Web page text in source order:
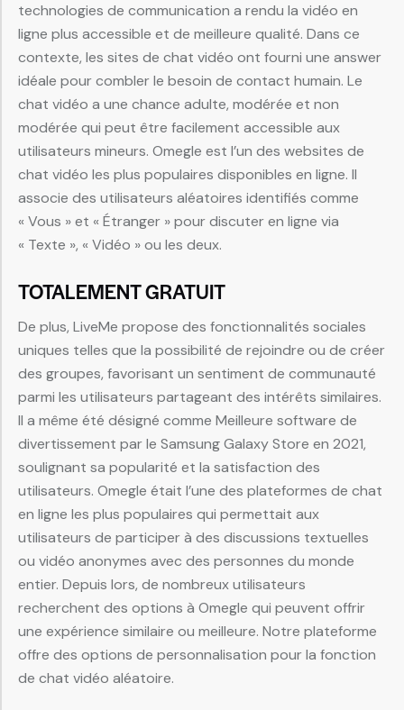
technologies de communication a rendu la vidéo en
ligne plus accessible et de meilleure qualité. Dans ce
contexte, les sites de chat vidéo ont fourni une answer
idéale pour combler le besoin de contact humain. Le
chat vidéo a une chance adulte, modérée et non
modérée qui peut être facilement accessible aux
utilisateurs mineurs. Omegle est l’un des websites de
chat vidéo les plus populaires disponibles en ligne. Il
associe des utilisateurs aléatoires identifiés comme
« Vous » et « Étranger » pour discuter en ligne via
« Texte », « Vidéo » ou les deux.
TOTALEMENT GRATUIT
De plus, LiveMe propose des fonctionnalités sociales
uniques telles que la possibilité de rejoindre ou de créer
des groupes, favorisant un sentiment de communauté
parmi les utilisateurs partageant des intérêts similaires.
Il a même été désigné comme Meilleure software de
divertissement par le Samsung Galaxy Store en 2021,
soulignant sa popularité et la satisfaction des
utilisateurs. Omegle était l’une des plateformes de chat
en ligne les plus populaires qui permettait aux
utilisateurs de participer à des discussions textuelles
ou vidéo anonymes avec des personnes du monde
entier. Depuis lors, de nombreux utilisateurs
recherchent des options à Omegle qui peuvent offrir
une expérience similaire ou meilleure. Notre plateforme
offre des options de personnalisation pour la fonction
de chat vidéo aléatoire.